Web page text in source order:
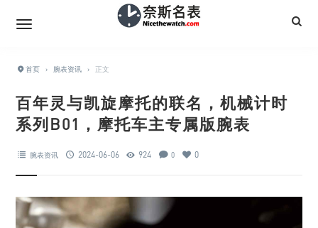
首页 › 腕表资讯 › 正文
百年灵与凯旋摩托的联名，机械计时
系列B01，摩托车主专属版腕表
腕表资讯 2024-06-06 924 0 0